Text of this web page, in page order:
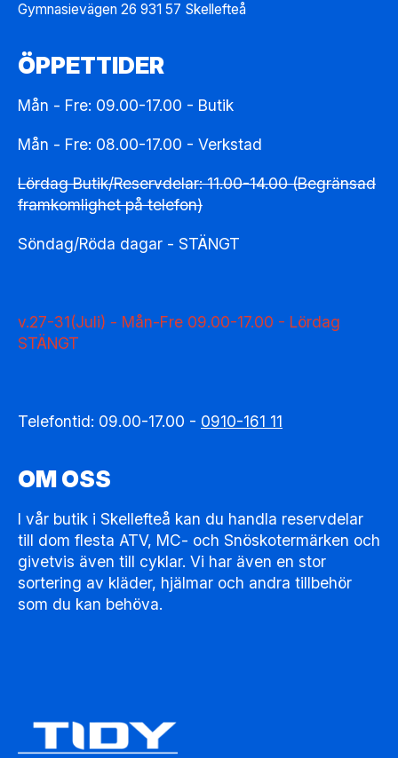
Gymnasievägen 26 931 57 Skellefteå
ÖPPETTIDER
Mån - Fre: 09.00-17.00 - Butik
Mån - Fre: 08.00-17.00 - Verkstad
Lördag Butik/Reservdelar: 11.00-14.00 (Begränsad
framkomlighet på telefon)
Söndag/Röda dagar - STÄNGT
v.27-31(Juli) - Mån-Fre 09.00-17.00 - Lördag
STÄNGT
Telefontid: 09.00-17.00 - 0910-161 11
OM OSS
I vår butik i Skellefteå kan du handla reservdelar
till dom flesta ATV, MC- och Snöskotermärken och
givetvis även till cyklar. Vi har även en stor
sortering av kläder, hjälmar och andra tillbehör
som du kan behöva.